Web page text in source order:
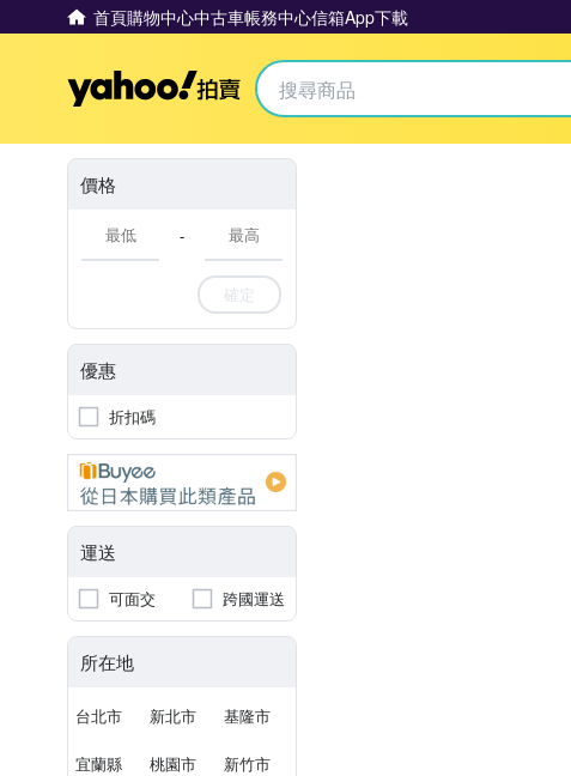
首頁購物中心中古車帳務中心信箱App下載
Yahoo拍賣
價格
-
確定
優惠
折扣碼
運送
可面交 跨國運送
所在地
台北市 新北市 基隆市
宜蘭縣 桃園市 新竹市